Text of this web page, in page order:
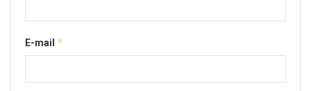
E-mail *